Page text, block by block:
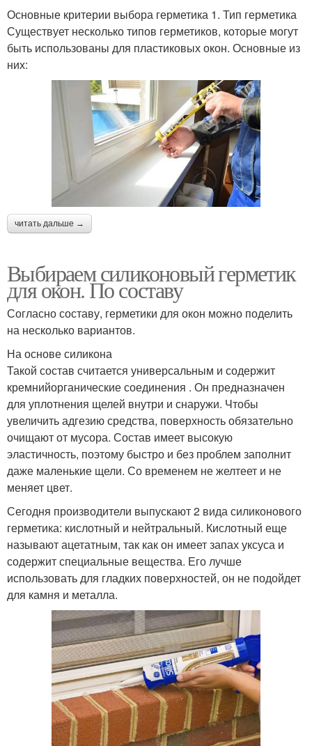
Основные критерии выбора герметика 1. Тип герметика
Существует несколько типов герметиков, которые могут
быть использованы для пластиковых окон. Основные из
них:
читать дальше →
Выбираем силиконовый герметик
для окон. По составу
Согласно составу, герметики для окон можно поделить
на несколько вариантов.
На основе силикона
Такой состав считается универсальным и содержит
кремнийорганические соединения . Он предназначен
для уплотнения щелей внутри и снаружи. Чтобы
увеличить адгезию средства, поверхность обязательно
очищают от мусора. Состав имеет высокую
эластичность, поэтому быстро и без проблем заполнит
даже маленькие щели. Со временем не желтеет и не
меняет цвет.
Сегодня производители выпускают 2 вида силиконового
герметика: кислотный и нейтральный. Кислотный еще
называют ацетатным, так как он имеет запах уксуса и
содержит специальные вещества. Его лучше
использовать для гладких поверхностей, он не подойдет
для камня и металла.